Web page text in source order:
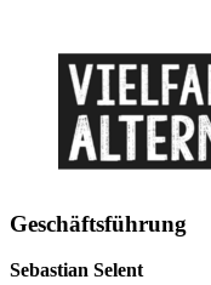
Geschäftsführung
Sebastian Selent